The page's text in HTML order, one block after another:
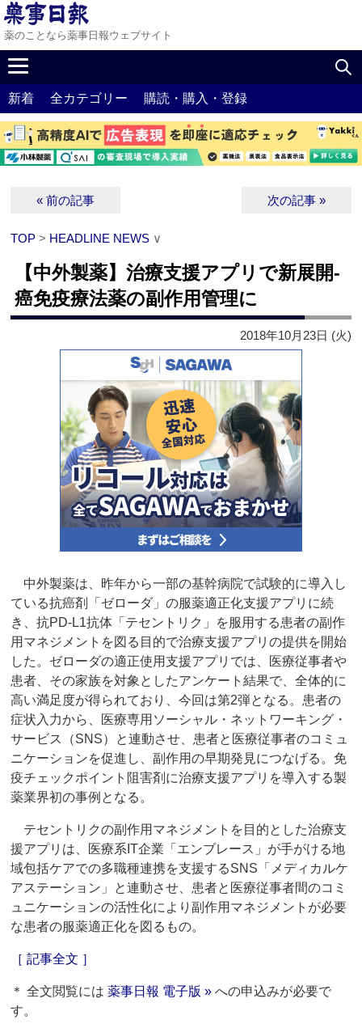
薬のことなら薬事日報ウェブサイト
新着 全カテゴリー 購読・購入・登録
« 前の記事 次の記事 »
TOP > HEADLINE NEWS ∨
【中外製薬】治療支援アプリで新展開-
癌免疫療法薬の副作用管理に
2018年10月23日 (火)
中外製薬は、昨年から一部の基幹病院で試験的に導入し
ている抗癌剤「ゼローダ」の服薬適正化支援アプリに続
き、抗PD-L1抗体「テセントリク」を服用する患者の副作
用マネジメントを図る目的で治療支援アプリの提供を開始
した。ゼローダの適正使用支援アプリでは、医療従事者や
患者、その家族を対象としたアンケート結果で、全体的に
高い満足度が得られており、今回は第2弾となる。患者の
症状入力から、医療専用ソーシャル・ネットワーキング・
サービス（SNS）と連動させ、患者と医療従事者のコミュ
ニケーションを促進し、副作用の早期発見につなげる。免
疫チェックポイント阻害剤に治療支援アプリを導入する製
薬業界初の事例となる。
テセントリクの副作用マネジメントを目的とした治療支
援アプリは、医療系IT企業「エンブレース」が手がける地
域包括ケアでの多職種連携を支援するSNS「メディカルケ
アステーション」と連動させ、患者と医療従事者間のコミ
ュニケーションの活性化により副作用マネジメントが必要
な患者の服薬適正化を図るもの。
［ 記事全文 ］
＊ 全文閲覧には薬事日報 電子版 » への申込みが必要で
す。